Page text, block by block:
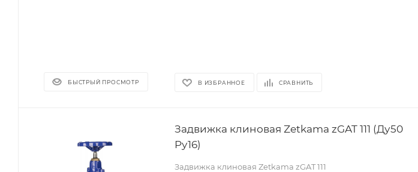
БЫСТРЫЙ ПРОСМОТР В ИЗБРАННОЕ СРАВНИТЬ
Задвижка клиновая Zetkama zGAT 111 (Ду50
Pу16)
Задвижка клиновая Zetkama zGAT 111